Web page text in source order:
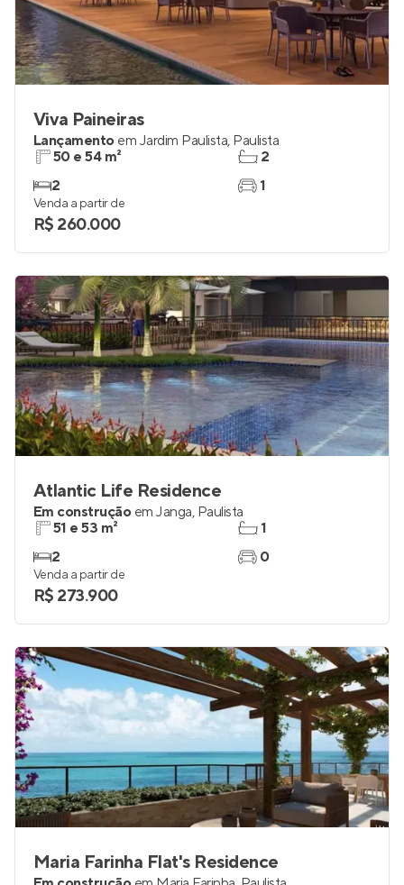
Viva Paineiras
Lançamento em Jardim Paulista, Paulista
50 e 54 m²
2
2
1
Venda a partir de
R$ 260.000
Atlantic Life Residence
Em construção em Janga, Paulista
51 e 53 m²
2
1
0
Venda a partir de
R$ 273.900
Maria Farinha Flat's Residence